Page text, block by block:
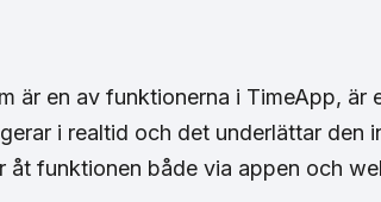
är en av funktionerna i TimeApp,
i realtid och det underlättar den
åt funktionen både via appen och